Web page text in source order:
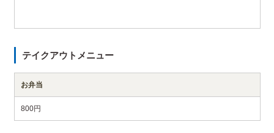
テイクアウトメニュー
お弁当
800円